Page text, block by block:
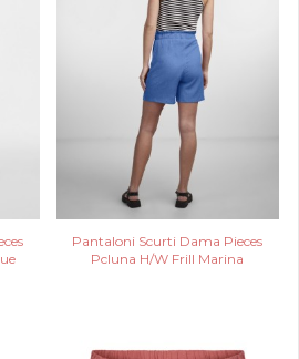
Pantaloni Scurti Dama Pieces
Pcluna H/W Frill Marina